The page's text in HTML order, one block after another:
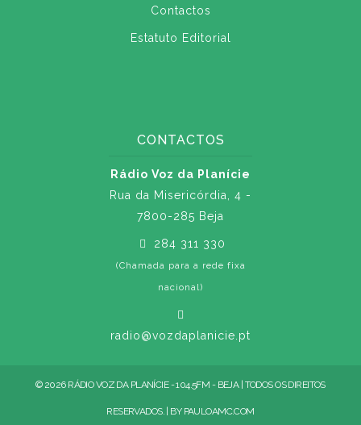
Contactos
Estatuto Editorial
CONTACTOS
Rádio Voz da Planície
Rua da Misericórdia, 4 -
7800-285 Beja
284 311 330
(Chamada para a rede fixa
nacional)
radio@vozdaplanicie.pt
© 2026 RÁDIO VOZ DA PLANÍCIE - 104.5FM - BEJA | TODOS OS DIREITOS
RESERVADOS. | BY PAULOAMC.COM